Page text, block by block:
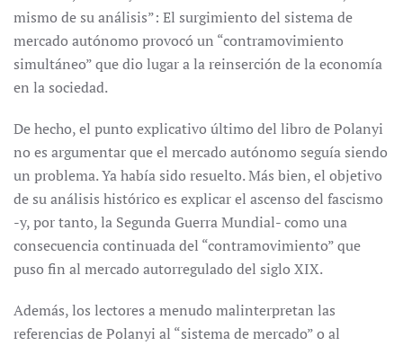
mismo de su análisis”: El surgimiento del sistema de
mercado autónomo provocó un “contramovimiento
simultáneo” que dio lugar a la reinserción de la economía
en la sociedad.
De hecho, el punto explicativo último del libro de Polanyi
no es argumentar que el mercado autónomo seguía siendo
un problema. Ya había sido resuelto. Más bien, el objetivo
de su análisis histórico es explicar el ascenso del fascismo
-y, por tanto, la Segunda Guerra Mundial- como una
consecuencia continuada del “contramovimiento” que
puso fin al mercado autorregulado del siglo XIX.
Además, los lectores a menudo malinterpretan las
referencias de Polanyi al “sistema de mercado” o al